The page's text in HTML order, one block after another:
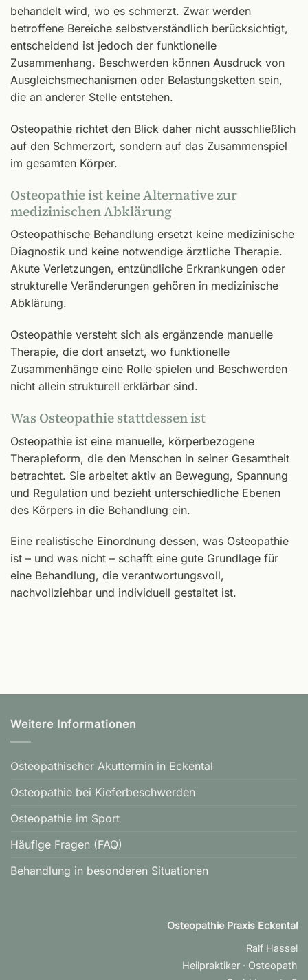
behandelt wird, wo es schmerzt. Zwar werden
betroffene Bereiche selbstverständlich berücksichtigt,
entscheidend ist jedoch der funktionelle
Zusammenhang. Beschwerden können Ausdruck von
Ausgleichsmechanismen oder Belastungsketten sein,
die an anderer Stelle entstehen.
Osteopathie richtet den Blick daher nicht ausschließlich
auf den Schmerzort, sondern auf das Zusammenspiel
im gesamten Körper.
Osteopathie ist keine Alternative zur
medizinischen Abklärung
Osteopathische Behandlung ersetzt keine medizinische
Diagnostik und keine notwendige ärztliche Therapie.
Akute Verletzungen, entzündliche Erkrankungen oder
strukturelle Veränderungen gehören in medizinische
Abklärung.
Osteopathie versteht sich als ergänzende manuelle
Therapie, die dort ansetzt, wo funktionelle
Zusammenhänge eine Rolle spielen und Beschwerden
nicht allein strukturell erklärbar sind.
Was Osteopathie stattdessen ist
Osteopathie ist eine manuelle, körperbezogene
Therapieform, die den Menschen in seiner Gesamtheit
betrachtet. Sie arbeitet aktiv an Bewegung, Spannung
und Regulation und bezieht unterschiedliche Ebenen
des Körpers in die Behandlung ein.
Eine realistische Einordnung dessen, was Osteopathie
ist – und was nicht – schafft eine gute Grundlage für
eine Behandlung, die verantwortungsvoll,
nachvollziehbar und individuell gestaltet ist.
Weitere Informationen
Osteopathischer Akuttermin in Eckental
Osteopathie bei Kieferbeschwerden
Osteopathie im Sport
Häufige Fragen (FAQ)
Behandlung in besonderen Situationen
Osteopathie Praxis Eckental
Ralf Hassel
Heilpraktiker · Osteopath